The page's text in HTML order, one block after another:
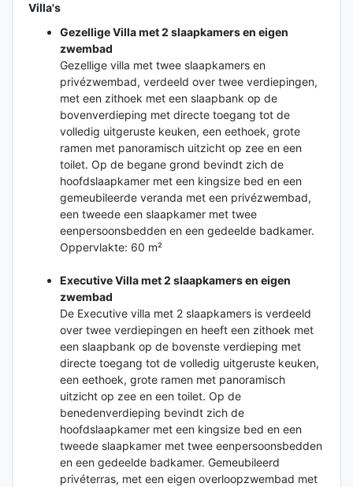
Villa's
Gezellige Villa met 2 slaapkamers en eigen
zwembad
Gezellige villa met twee slaapkamers en
privézwembad, verdeeld over twee verdiepingen,
met een zithoek met een slaapbank op de
bovenverdieping met directe toegang tot de
volledig uitgeruste keuken, een eethoek, grote
ramen met panoramisch uitzicht op zee en een
toilet. Op de begane grond bevindt zich de
hoofdslaapkamer met een kingsize bed en een
gemeubileerde veranda met een privézwembad,
een tweede een slaapkamer met twee
eenpersoonsbedden en een gedeelde badkamer.
Oppervlakte: 60 m²
Executive Villa met 2 slaapkamers en eigen
zwembad
De Executive villa met 2 slaapkamers is verdeeld
over twee verdiepingen en heeft een zithoek met
een slaapbank op de bovenste verdieping met
directe toegang tot de volledig uitgeruste keuken,
een eethoek, grote ramen met panoramisch
uitzicht op zee en een toilet. Op de
benedenverdieping bevindt zich de
hoofdslaapkamer met een kingsize bed en een
tweede slaapkamer met twee eenpersoonsbedden
en een gedeelde badkamer. Gemeubileerd
privéterras, met een eigen overloopzwembad met